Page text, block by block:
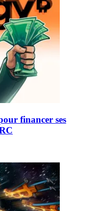
financer ses